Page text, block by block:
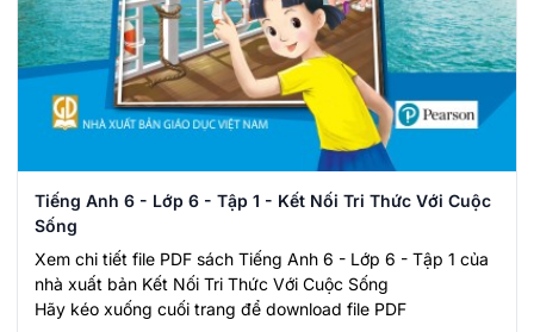
Tiếng Anh 6 - Lớp 6 - Tập 1 - Kết Nối Tri Thức Với Cuộc
Sống
Xem chi tiết file PDF sách Tiếng Anh 6 - Lớp 6 - Tập 1 của
nhà xuất bản Kết Nối Tri Thức Với Cuộc Sống
Hãy kéo xuống cuối trang để download file PDF